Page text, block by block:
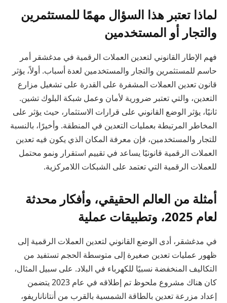
لماذا تعتبر هذا السؤال مهمًا للمستثمرين
والتجار أو المستخدمين
فهم الإطار القانوني لتعدين العملات الرقمية في مدغشقر أمر
حاسم للمستثمرين والتجار والمستخدمين لعدة أسباب. أولاً، يؤثر
قانون تعدين العملات المشفرة على القدرة على تشغيل مزارع
التعدين، والتي تعتبر ضرورية لأمان وعمل شبكة البلوك تشين.
ثانيًا، يؤثر الوضع القانوني على قرارات الاستثمار، حيث يؤثر على
المخاطر المرتبطة بعمليات التعدين في المنطقة. وأخيرًا، بالنسبة
للتجار والمستخدمين، فإن معرفة المكان الذي يكون فيه تعدين
العملات الرقمية قانونيًا يساعد في تقييم استقرار ونمو محتمل
للعملات الرقمية التي تعتمد على الشبكات اللامركزية.
أمثلة من العالم الحقيقي، وأفكار محدثة
لعام 2025، وتطبيقات عملية
في مدغشقر، أدى الوضع القانوني لتعدين العملات الرقمية إلى
ظهور عمليات تعدين صغيرة إلى متوسطة الحجم تستفيد من
التكاليف المنخفضة نسبيًا للكهرباء في البلاد. على سبيل المثال،
كان هناك مشروع ملحوظ تم إطلاقه في عام 2023 يتضمن
إعداد مزرعة تعدين بالطاقة الشمسية بالقرب من أنتاناناريفو،